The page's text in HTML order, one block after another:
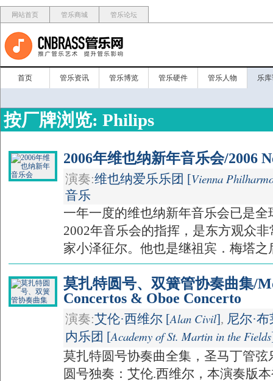
网站首页 管乐商城 管乐论坛
首页 管乐资讯 管乐博览 管乐硬件 管乐人物 乐
按厂牌浏览: Philips
2006年维也纳新年音乐会/2006
演奏:维也纳爱乐乐团 [Vienna
音乐
一年一度的维也纳新年音乐会已是
2002年音乐会的指挥，是东方观众
家小泽征尔。他也是继祖宾．梅塔之
莫扎特圆号、双簧管协奏曲集/
Concertos & Oboe Concerto
演奏:艾伦·西维尔 [Alan Civil], 尼尔·
内乐团 [Academy of St. Martin in the Fields
莫扎特圆号协奏曲全集，圣马丁管
圆号独奏：艾伦.西维尔，本演奏版